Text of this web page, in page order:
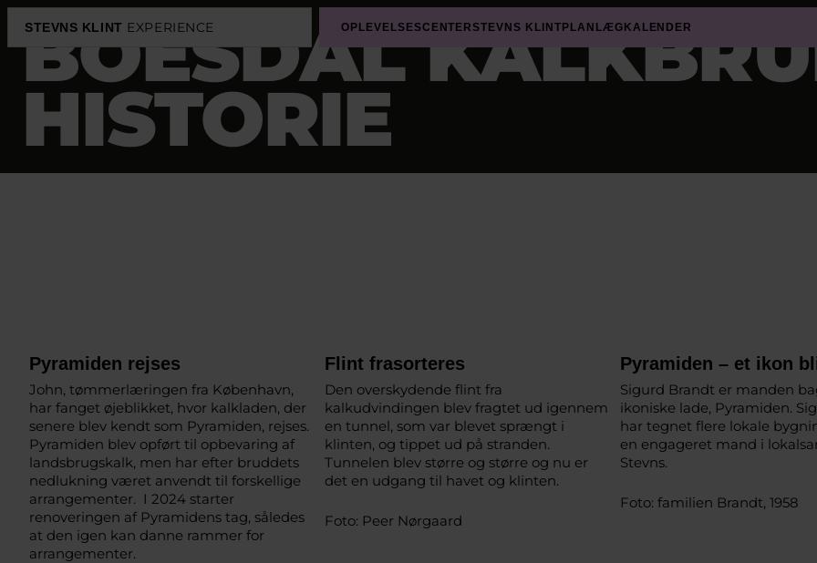
STEVNS KLINT EXPERIENCE OPLEVELSESCENTERSTEVNS KLINT PLANLÆG KALENDER
BOESDAL
HISTORIE
Pyramiden rejses
John, tømmerlæringen fra København,
har fanget øjeblikket, hvor kalkladen, der
senere blev kendt som Pyramiden, rejses.
Pyramiden blev opført til opbevaring af
landsbrugskalk, men har efter bruddets
nedlukning været anvendt til forskellige
arrangementer. I 2024 starter
renoveringen af Pyramidens tag, således
at den igen kan danne rammer for
arrangementer.
Flint frasorteres
Den overskydende flint fra
kalkudvindingen blev fragtet ud igennem
en tunnel, som var blevet sprængt i
klinten, og tippet ud på stranden.
Tunnelen blev større og større og nu er
det en udgang til havet og klinten.
Foto: Peer Nørgaard
Pyramiden – et ikon
Sigurd Brandt er manden
ikoniske lade, Pyramiden.
har tegnet flere lokale
en engageret mand i
Stevns.
Foto: familien Brandt, 1958